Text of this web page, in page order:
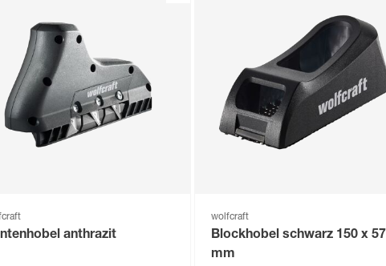
anthrazit
wolfcraft
Blockhobel schwarz 150 x 57
mm